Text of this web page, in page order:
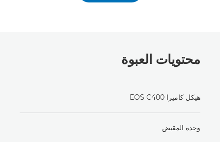
محتويات العبوة
هيكل كاميرا EOS C400
وحدة المقبض